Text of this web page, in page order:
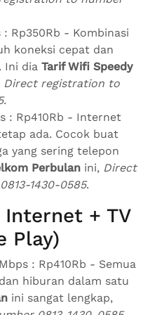
Rp350Rb - Kombinasi
koneksi cepat dan
Ini dia Tarif Wifi Speedy
Direct registration to
.
: Rp410Rb - Internet
ada. Cocok buat
yang sering telepon
Perbulan ini, Direct
1430-0585.
+ TV
Play)
: Rp410Rb - Semua
hiburan dalam satu
ini sangat lengkap,